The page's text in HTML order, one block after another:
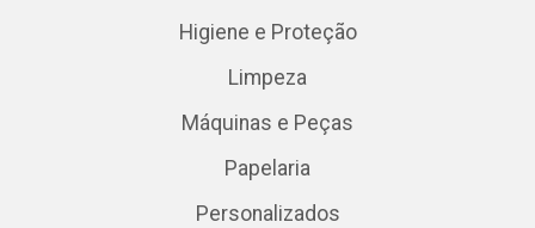
Higiene e Proteção
Limpeza
Máquinas e Peças
Papelaria
Personalizados